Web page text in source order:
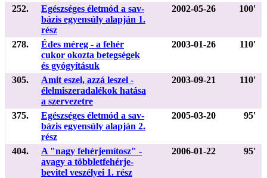
252.
Egészséges életmód a sav-
bázis egyensúly alapján 1.
rész
2002-05-26 100'
278.
Édes méreg - a fehér
cukor okozta betegségek
és gyógyításuk
2003-01-26 110'
305.
Amit eszel, azzá leszel -
élelmiszeradalékok hatása
a szervezetre
2003-09-21 110'
375.
Egészséges életmód a sav-
bázis egyensúly alapján 2.
rész
2005-03-20 95'
404.
A "nagy fehérjemítosz" -
avagy a többletfehérje-
bevitel veszélyei 1. rész
2006-01-22 95'